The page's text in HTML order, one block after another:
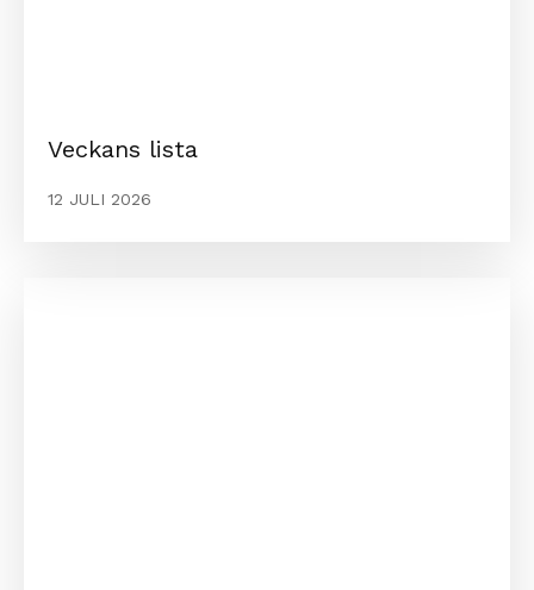
Veckans lista
12 JULI 2026